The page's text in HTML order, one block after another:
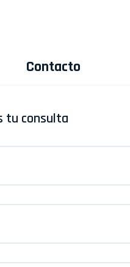
Contacto
tu consulta